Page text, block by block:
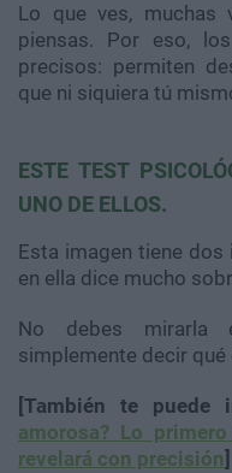
Lo que ves, muchas
piensas. Por eso,
precisos: permiten
que ni siquiera tú
ESTE TEST
UNO DE ELLOS.
Esta imagen tiene dos
en ella dice mucho
No debes mirarla
simplemente decir
[También te puede
amorosa? Lo
revelará con precisión]